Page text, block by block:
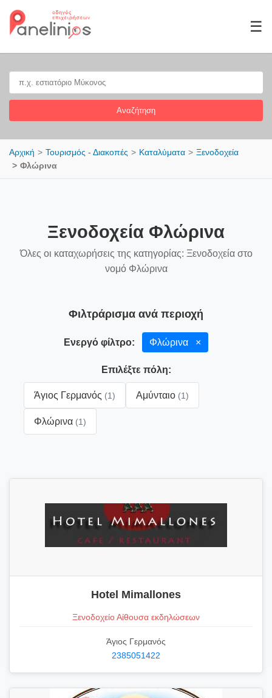
☰
Αναζήτηση
Αρχική Τουρισμός - Διακοπές Καταλύματα
Ξενοδοχεία
Φλώρινα
Ξενοδοχεία Φλώρινα
Όλες οι καταχωρήσεις της κατηγορίας: Ξενοδοχεία στο
νομό Φλώρινα
Φιλτράρισμα ανά περιοχή
Ενεργό φίλτρο: Φλώρινα ×
Επιλέξτε πόλη:
Άγιος Γερμανός (1) Αμύνταιο (1)
Φλώρινα (1)
Hotel Mimallones
Ξενοδοχείο Αίθουσα εκδηλώσεων
Άγιος Γερμανός
2385051422